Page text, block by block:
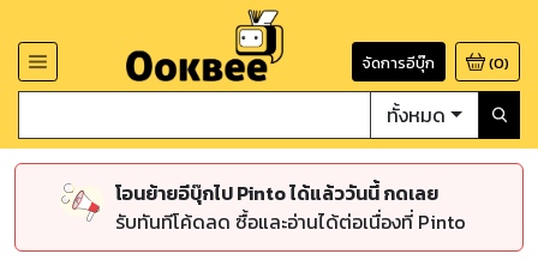
จัดการอีบุ๊ก (0)
ทั้งหมด
โอนย้ายอีบุ๊กไป Pinto ได้แล้ววันนี้ กดเลย
รับทันทีโค้ดลด ซื้อและอ่านได้ต่อเนื่องที่ Pinto